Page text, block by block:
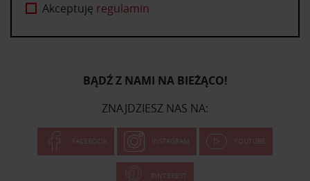
Akceptuję regulamin
BĄDŹ Z NAMI NA BIEŻĄCO!
ZNAJDZIESZ NAS NA:
FACEBOOK INSTAGRAM YOUTUBE
PINTEREST